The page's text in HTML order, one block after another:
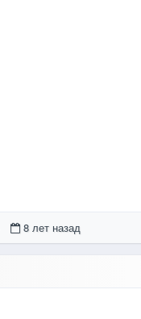
8 лет назад